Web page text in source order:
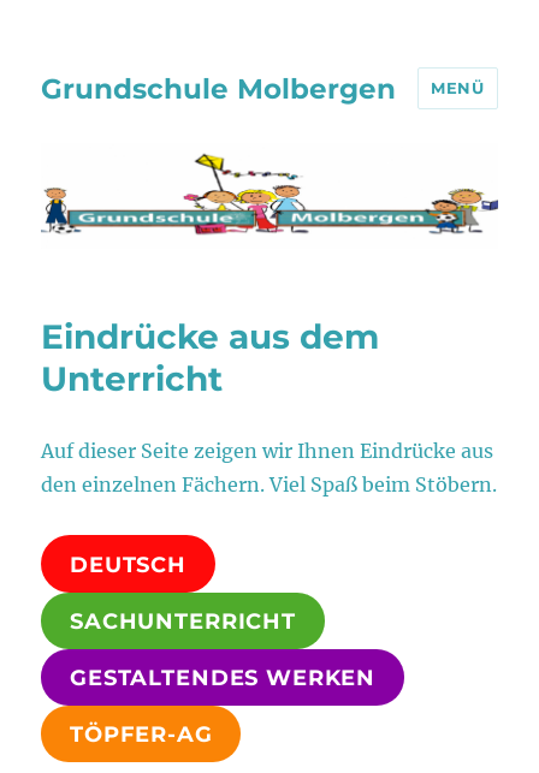
Grundschule Molbergen MENÜ
Eindrücke aus dem
Unterricht
Auf dieser Seite zeigen wir Ihnen Eindrücke aus
den einzelnen Fächern. Viel Spaß beim Stöbern.
DEUTSCH
SACHUNTERRICHT
GESTALTENDES WERKEN
TÖPFER-AG